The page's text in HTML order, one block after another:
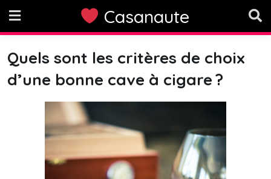
content
Casanaute
Quels sont les critères de choix
d’une bonne cave à cigare ?